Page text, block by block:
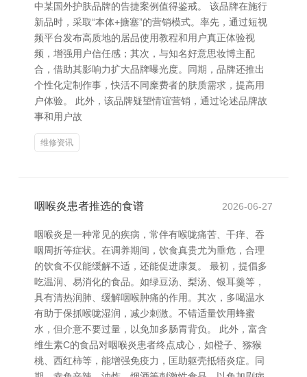
中某国外护肤品牌的告捷案例值得鉴戒。 该品牌在施行
新品时，采取“本体+搪塞”的营销模式。率先，通过短视
频平台发布高质地的居品使用教程和用户真正体验视
频，增强用户信任感；其次，与知名好意思妆博主配
合，借助其影响力扩大品牌曝光度。同期，品牌还推出
个性化定制作事，快活不同糜费者的肤质需求，提高用
户体验。 此外，该品牌疑望情谊营销，通过论述品牌故
事和用户故
维修资讯
咽喉炎患者推选的食谱 2026-06-27
咽喉炎是一种常见的疾病，常伴有喉咙痛苦、干痒、吞
咽周折等症状。在调养期间，饮食真贵尤为垂危，合理
的饮食不仅能缓解不适，还能促进康复。 最初，提倡多
吃温润、易消化的食品。如绿豆汤、梨汤、银耳羹等，
具有清热润肺、缓解咽喉肿痛的作用。其次，多喝温水
有助于保抓喉咙湿润，减少刺激。不错适量饮用蜂蜜
水，但介意不要过量，以免加多肠胃背负。 此外，富含
维生素C的食品对咽喉炎患者终点成心，如橙子、猕猴
桃、西红柿等，能增强免疫力，匡助躯壳抵牾炎症。同